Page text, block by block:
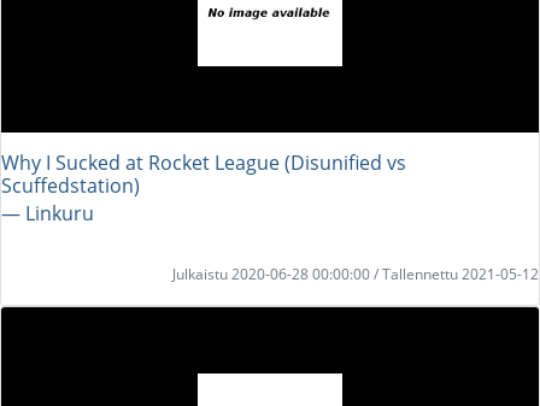
Why I Sucked at Rocket League (Disunified vs
Scuffedstation)
― Linkuru
Julkaistu 2020-06-28 00:00:00 / Tallennettu 2021-05-12